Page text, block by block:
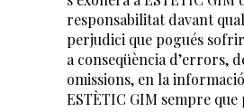
responsabilitat davant
perjudici que pogués
a conseqüència d’errors,
omissions, en la
ESTÈTIC GIM sempre